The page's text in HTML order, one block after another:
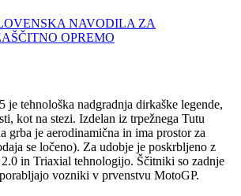
NAVODILA ZA
OPREMO
je tehnološka nadgradnja dirkaške legende,
kot na stezi. Izdelan iz trpežnega Tutu
grba je aerodinamična in ima prostor za
se ločeno). Za udobje je poskrbljeno z
in Triaxial tehnologijo. Ščitniki so zadnje
vozniki v prvenstvu MotoGP.